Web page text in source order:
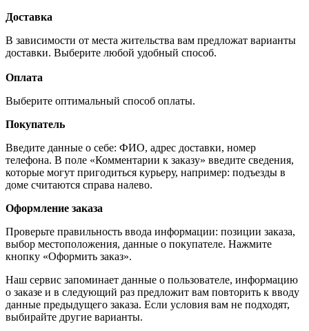
Доставка
В зависимости от места жительства вам предложат варианты
доставки. Выберите любой удобный способ.
Оплата
Выберите оптимальный способ оплаты.
Покупатель
Введите данные о себе: ФИО, адрес доставки, номер
телефона. В поле «Комментарии к заказу» введите сведения,
которые могут пригодиться курьеру, например: подъезды в
доме считаются справа налево.
Оформление заказа
Проверьте правильность ввода информации: позиции заказа,
выбор местоположения, данные о покупателе. Нажмите
кнопку «Оформить заказ».
Наш сервис запоминает данные о пользователе, информацию
о заказе и в следующий раз предложит вам повторить к вводу
данные предыдущего заказа. Если условия вам не подходят,
выбирайте другие варианты.